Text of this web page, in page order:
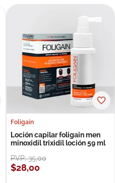
Foligain
Loción capilar foligain men
minoxidil trixidil loción 59 ml
PVP:35,00
$28,00